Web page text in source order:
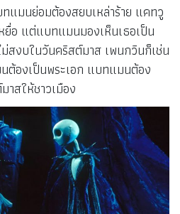
มนย่อมต้องสยบเหล่าร้าย แคทวู
ยื่อ แต่แบทแมนมองเห็นเธอเป็น
สงบในวันคริสต์มาส เพนกวินก็เช่น
ต้องเป็นพระเอก แบทแมนต้อง
าสให้ชาวเมือง